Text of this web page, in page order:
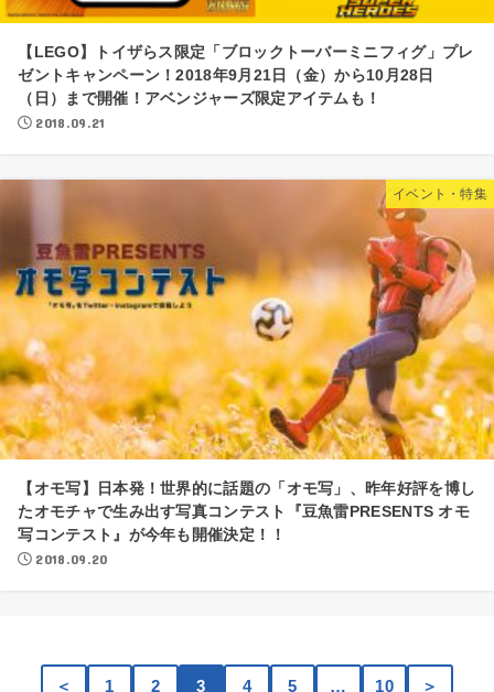
【LEGO】トイザらス限定「ブロックトーバーミニフィグ」プレ
ゼントキャンペーン！2018年9月21日（金）から10月28日
（日）まで開催！アベンジャーズ限定アイテムも！
2018.09.21
イベント・特集
【オモ写】日本発！世界的に話題の「オモ写」、昨年好評を博し
たオモチャで生み出す写真コンテスト『豆魚雷PRESENTS オモ
写コンテスト』が今年も開催決定！！
2018.09.20
＜ 1 2 3 4 5 … 10 ＞